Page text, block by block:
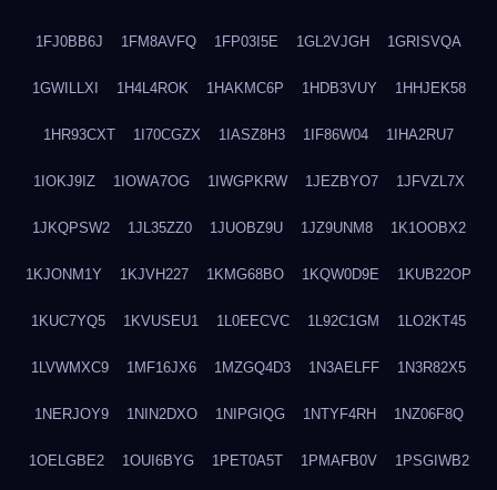
1FJ0BB6J 1FM8AVFQ 1FP03I5E 1GL2VJGH 1GRISVQA
1GWILLXI 1H4L4ROK 1HAKMC6P 1HDB3VUY 1HHJEK58
1HR93CXT 1I70CGZX 1IASZ8H3 1IF86W04 1IHA2RU7
1IOKJ9IZ 1IOWA7OG 1IWGPKRW 1JEZBYO7 1JFVZL7X
1JKQPSW2 1JL35ZZ0 1JUOBZ9U 1JZ9UNM8 1K1OOBX2
1KJONM1Y 1KJVH227 1KMG68BO 1KQW0D9E 1KUB22OP
1KUC7YQ5 1KVUSEU1 1L0EECVC 1L92C1GM 1LO2KT45
1LVWMXC9 1MF16JX6 1MZGQ4D3 1N3AELFF 1N3R82X5
1NERJOY9 1NIN2DXO 1NIPGIQG 1NTYF4RH 1NZ06F8Q
1OELGBE2 1OUI6BYG 1PET0A5T 1PMAFB0V 1PSGIWB2